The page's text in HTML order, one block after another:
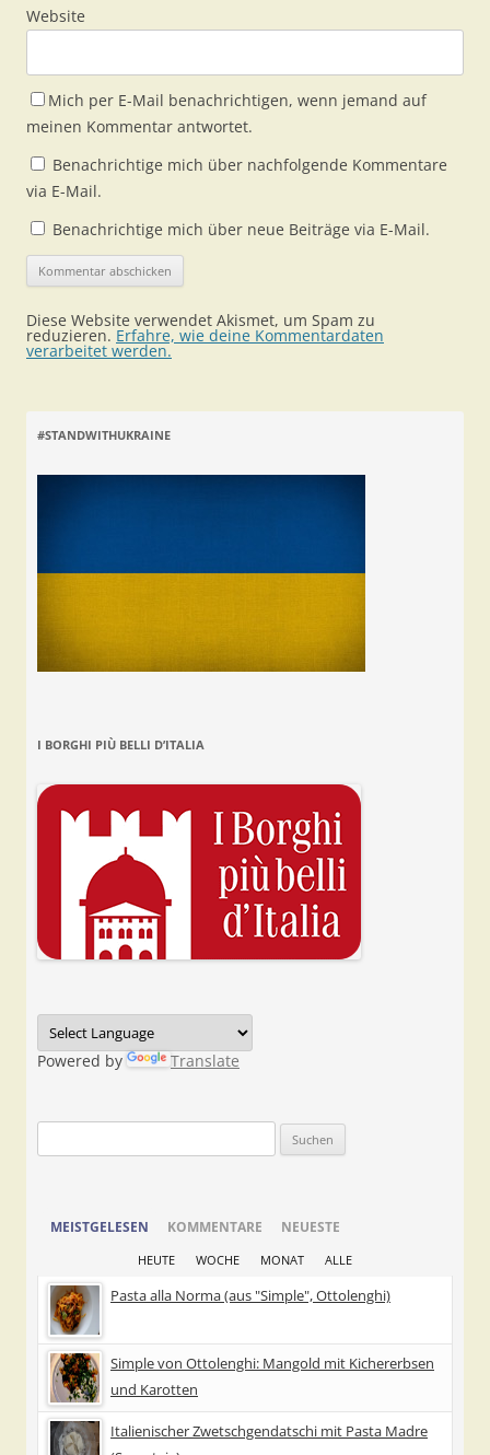
Website
Mich per E-Mail benachrichtigen, wenn jemand auf
meinen Kommentar antwortet.
Benachrichtige mich über nachfolgende Kommentare
via E-Mail.
Benachrichtige mich über neue Beiträge via E-Mail.
Diese Website verwendet Akismet, um Spam zu
reduzieren. Erfahre, wie deine Kommentardaten
verarbeitet werden.
#STANDWITHUKRAINE
I BORGHI PIÙ BELLI D’ITALIA
Powered by Translate
nach:
MEISTGELESEN KOMMENTARE NEUESTE
HEUTE WOCHE MONAT ALLE
Pasta alla Norma (aus "Simple", Ottolenghi)
Simple von Ottolenghi: Mangold mit Kichererbsen
und Karotten
Italienischer Zwetschgendatschi mit Pasta Madre